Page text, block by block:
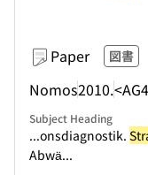
Paper 図書
Nomos2010.
Subject Heading
...onsdiagnostik.
Abwä...